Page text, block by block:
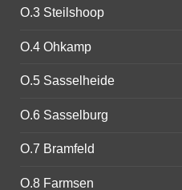
O.3 Steilshoop
O.4 Ohkamp
O.5 Sasselheide
O.6 Sasselburg
O.7 Bramfeld
O.8 Farmsen